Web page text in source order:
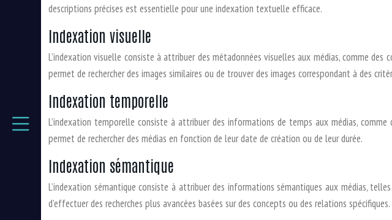
descriptions précises est essentielle pour une indexation textuelle efficace.
Indexation visuelle
L’indexation visuelle consiste à attribuer des métadonnées visuelles aux médias, comme
permet de rechercher des images similaires ou de trouver des images correspondant à des
Indexation temporelle
L’indexation temporelle consiste à attribuer des informations de temps aux médias,
permet de rechercher des médias en fonction de leur date de création ou de leur durée.
Indexation sémantique
L’indexation sémantique consiste à attribuer des informations sémantiques aux médias,
d’effectuer des recherches plus avancées basées sur des concepts ou des relations spécifiques.